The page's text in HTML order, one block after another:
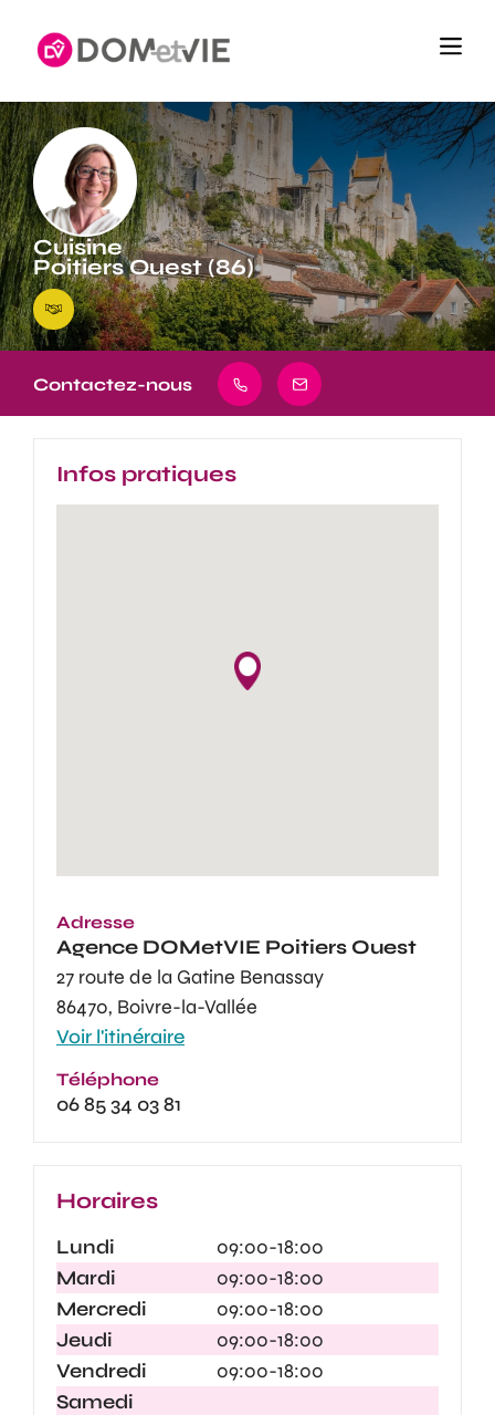
Cuisine
Poitiers Ouest (86)
Contactez-nous
Infos pratiques
Adresse
Agence DOMetVIE Poitiers Ouest
27 route de la Gatine Benassay
86470, Boivre-la-Vallée
Voir l'itinéraire
Téléphone
06 85 34 03 81
Horaires
Lundi
09:00-18:00
Mardi
09:00-18:00
Mercredi
09:00-18:00
Jeudi
09:00-18:00
Vendredi
09:00-18:00
Samedi